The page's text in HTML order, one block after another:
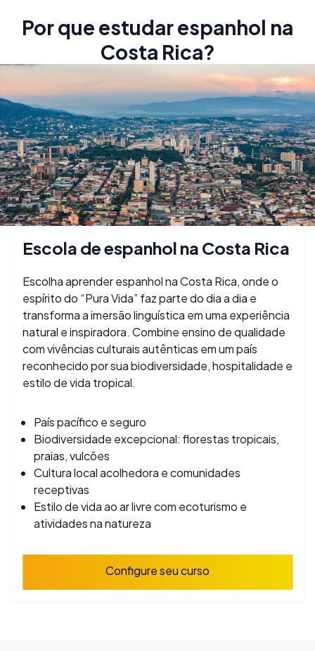
Por que estudar espanhol na
Costa Rica?
Escola de espanhol na Costa Rica
Escolha aprender espanhol na Costa Rica, onde o
espírito do “Pura Vida” faz parte do dia a dia e
transforma a imersão linguística em uma experiência
natural e inspiradora. Combine ensino de qualidade
com vivências culturais autênticas em um país
reconhecido por sua biodiversidade, hospitalidade e
estilo de vida tropical.
País pacífico e seguro
Biodiversidade excepcional: florestas tropicais,
praias, vulcões
Cultura local acolhedora e comunidades
receptivas
Estilo de vida ao ar livre com ecoturismo e
atividades na natureza
Configure seu curso